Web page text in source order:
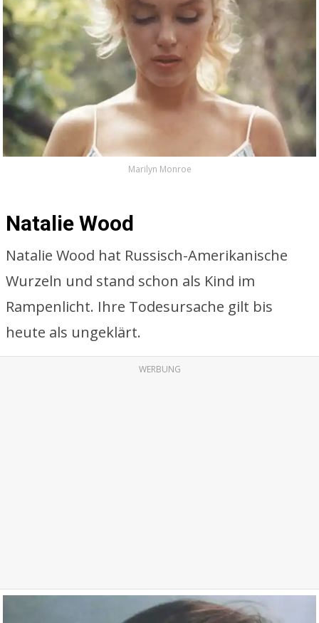
Marilyn Monroe
Natalie Wood
Natalie Wood hat Russisch-Amerikanische
Wurzeln und stand schon als Kind im
Rampenlicht. Ihre Todesursache gilt bis
heute als ungeklärt.
WERBUNG